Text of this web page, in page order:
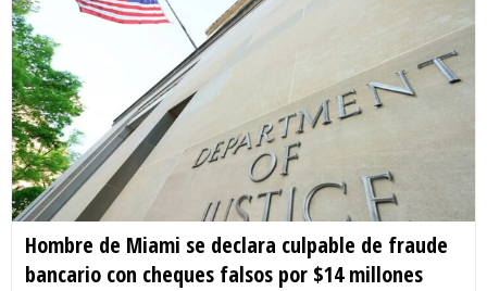
Hombre de Miami se declara culpable de fraude
bancario con cheques falsos por $14 millones